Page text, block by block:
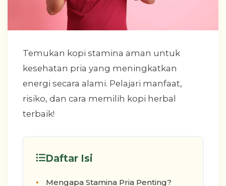
Temukan kopi stamina aman untuk
kesehatan pria yang meningkatkan
energi secara alami. Pelajari manfaat,
risiko, dan cara memilih kopi herbal
terbaik!
Daftar Isi
Mengapa Stamina Pria Penting?